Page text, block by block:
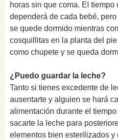
horas sin que coma. El tiempo
dependerá de cada bebé,
se quede dormido mientras
cosquillitas en la planta del
como chupete y se queda
¿Puedo guardar la leche?
Tanto si tienes excedente de
ausentarte y alguien se hará
alimentación durante el
sacarte la leche para
elementos bien esterilizados y